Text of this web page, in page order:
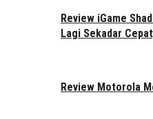
Review iGame
Lagi Sekadar
Review Motorola